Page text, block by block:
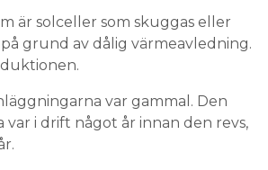
är solceller som skuggas eller
grund av dålig värmeavledning.
var gammal. Den
var i drift något år innan den revs,